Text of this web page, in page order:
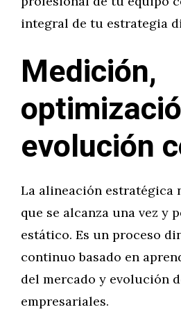
integral de tu estrategia
Medición,
evolución
La alineación estratégica
que se alcanza una vez y
estático. Es un proceso
continuo basado en
del mercado y evolución
empresariales.